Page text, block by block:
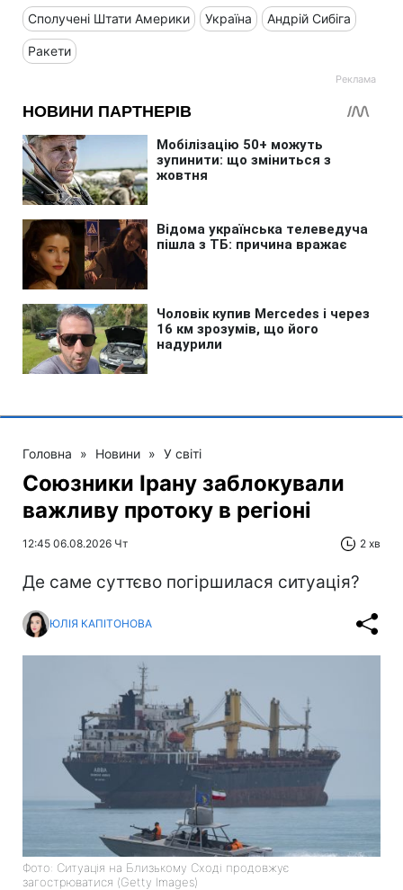
Сполучені Штати Америки Україна Андрій Сибіга
Ракети
Головна » Новини » У світі
Союзники Ірану заблокували
важливу протоку в регіоні
12:45 06.08.2026 Чт 2 хв
Де саме суттєво погіршилася ситуація?
ЮЛІЯ КАПІТОНОВА
Фото: Ситуація на Близькому Сході продовжує
загострюватися (Getty Images)